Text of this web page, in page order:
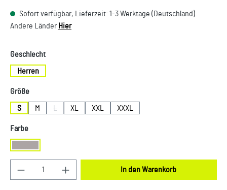
Sofort verfügbar, Lieferzeit: 1-3 Werktage (Deutschland).
Andere Länder Hier
Geschlechtauswählen
Herren
Größeauswählen
S M L
(Diese Option ist zurzeit nicht verfügbar.)
XL XXL XXXL
Farbeauswählen
Grau
Produkt Anzahl: Gib den gewünschten Wert ein
In den Warenkorb